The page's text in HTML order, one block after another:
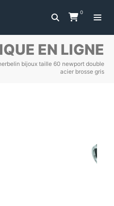
0
EN LIGNE
bijoux taille 60 newport double
acier brosse gris